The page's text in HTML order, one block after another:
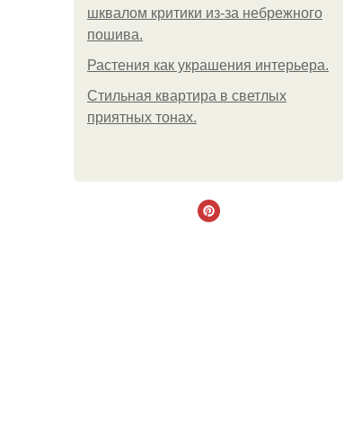
шквалом критики из-за небрежного
пошива.
Растения как украшения интерьера.
Стильная квартира в светлых
приятных тонах.